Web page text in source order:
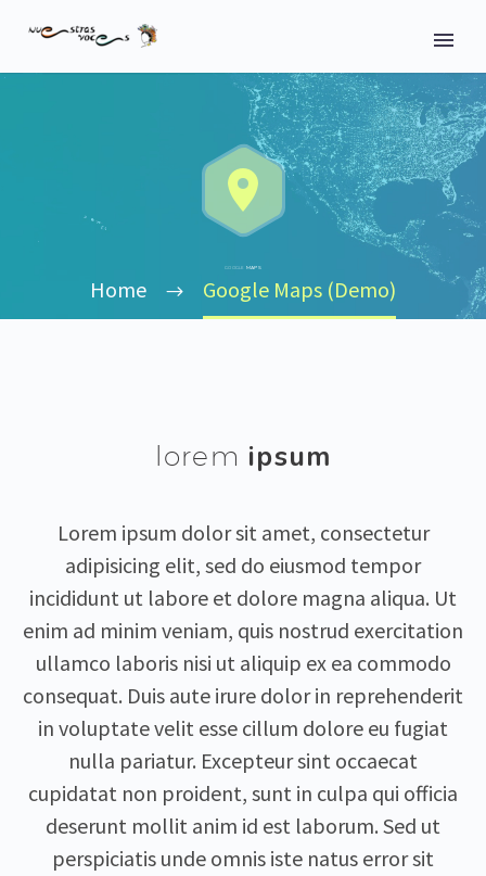


GOOGLE MAPS
Home Google Maps (Demo)
lorem ipsum
Lorem ipsum dolor sit amet, consectetur
adipisicing elit, sed do eiusmod tempor
incididunt ut labore et dolore magna aliqua. Ut
enim ad minim veniam, quis nostrud exercitation
ullamco laboris nisi ut aliquip ex ea commodo
consequat. Duis aute irure dolor in reprehenderit
in voluptate velit esse cillum dolore eu fugiat
nulla pariatur. Excepteur sint occaecat
cupidatat non proident, sunt in culpa qui officia
deserunt mollit anim id est laborum. Sed ut
perspiciatis unde omnis iste natus error sit